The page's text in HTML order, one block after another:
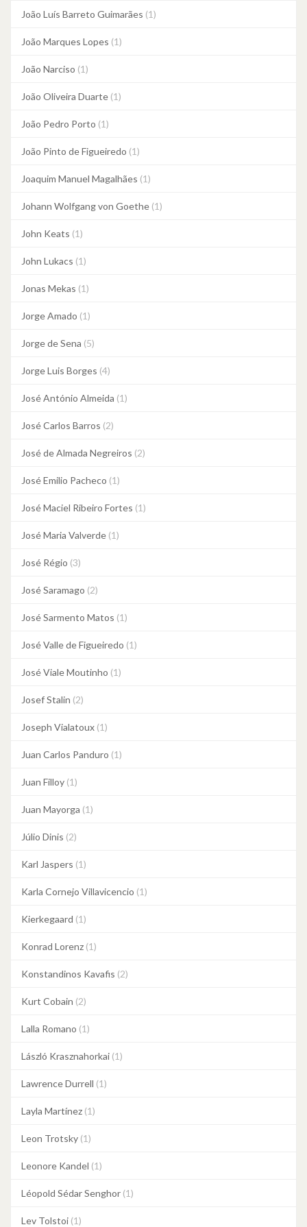
João Luís Barreto Guimarães (1)
João Marques Lopes (1)
João Narciso (1)
João Oliveira Duarte (1)
João Pedro Porto (1)
João Pinto de Figueiredo (1)
Joaquim Manuel Magalhães (1)
Johann Wolfgang von Goethe (1)
John Keats (1)
John Lukacs (1)
Jonas Mekas (1)
Jorge Amado (1)
Jorge de Sena (5)
Jorge Luis Borges (4)
José António Almeida (1)
José Carlos Barros (2)
José de Almada Negreiros (2)
José Emilio Pacheco (1)
José Maciel Ribeiro Fortes (1)
José Maria Valverde (1)
José Régio (3)
José Saramago (2)
José Sarmento Matos (1)
José Valle de Figueiredo (1)
José Viale Moutinho (1)
Josef Stalin (2)
Joseph Vialatoux (1)
Juan Carlos Panduro (1)
Juan Filloy (1)
Juan Mayorga (1)
Júlio Dinis (2)
Karl Jaspers (1)
Karla Cornejo Villavicencio (1)
Kierkegaard (1)
Konrad Lorenz (1)
Konstandinos Kavafis (2)
Kurt Cobain (2)
Lalla Romano (1)
László Krasznahorkai (1)
Lawrence Durrell (1)
Layla Martínez (1)
Leon Trotsky (1)
Leonore Kandel (1)
Léopold Sédar Senghor (1)
Lev Tolstoi (1)